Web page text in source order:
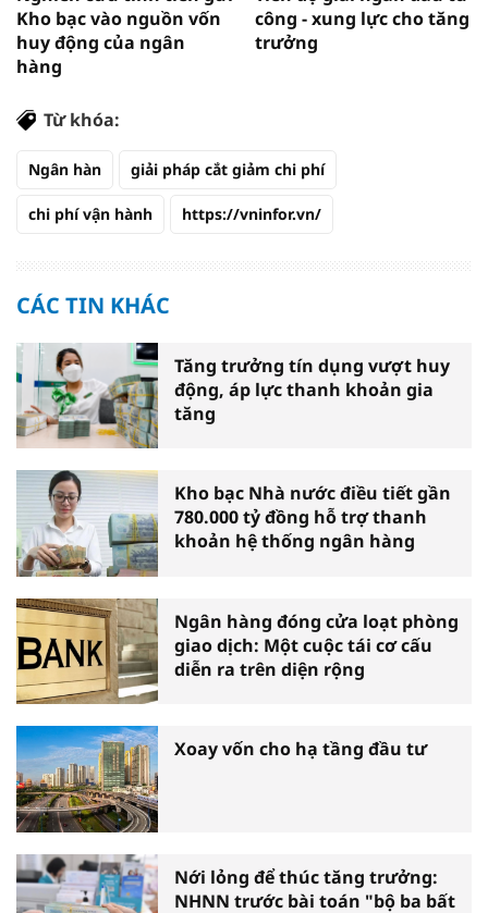
Kho bạc vào nguồn vốn
huy động của ngân
hàng
công - xung lực cho tăng
trưởng
Từ khóa:
Ngân hàn giải pháp cắt giảm chi phí
chi phí vận hành https://vninfor.vn/
CÁC TIN KHÁC
Tăng trưởng tín dụng vượt huy
động, áp lực thanh khoản gia
tăng
Kho bạc Nhà nước điều tiết gần
780.000 tỷ đồng hỗ trợ thanh
khoản hệ thống ngân hàng
Ngân hàng đóng cửa loạt phòng
giao dịch: Một cuộc tái cơ cấu
diễn ra trên diện rộng
Xoay vốn cho hạ tầng đầu tư
Nới lỏng để thúc tăng trưởng:
NHNN trước bài toán "bộ ba bất